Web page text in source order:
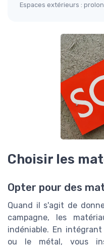
Espaces extérieurs :
Choisir les
Opter pour des
Quand il s'agit de
campagne, les
indéniable. En
ou le métal, vous